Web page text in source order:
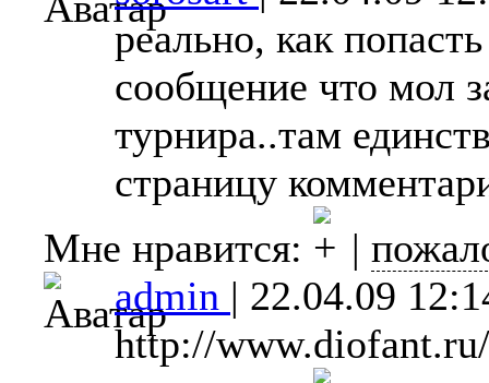
реально, как
сообщение что мол
турнира..там
страницу
Мне нравится:
|
admin | 22.04.09
http://